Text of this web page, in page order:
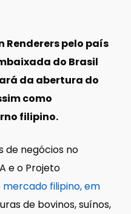
Renderers pelo país
do Brasil
da abertura do
como
filipino.
de negócios no
e o Projeto
filipino, em
de bovinos, suínos,